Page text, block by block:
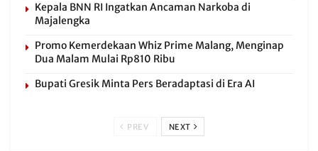
Kepala BNN RI Ingatkan Ancaman Narkoba di
Majalengka
Promo Kemerdekaan Whiz Prime Malang, Menginap
Dua Malam Mulai Rp810 Ribu
Bupati Gresik Minta Pers Beradaptasi di Era AI
PREV NEXT